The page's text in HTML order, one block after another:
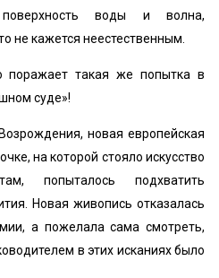
воды и волна,
не кажется неестественным.
поражает такая же попытка в
суде»!
новая европейская
на которой стояло искусство
попыталось подхватить
Новая живопись отказалась
а пожелала сама смотреть,
в этих исканиях было